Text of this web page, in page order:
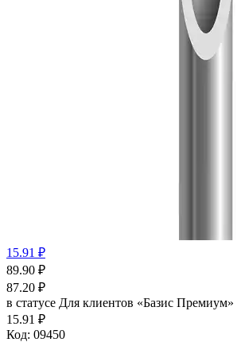
15.91 ₽
89.90 ₽
87.20 ₽
в статусе Для клиентов «Базис Премиум»
15.91 ₽
Код: 09450